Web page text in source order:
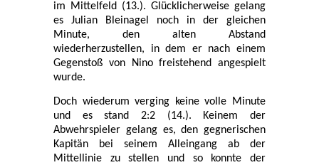
im Mittelfeld (13.). Glücklicherweise gelang
es Julian Bleinagel noch in der gleichen
Minute, den alten Abstand
wiederherzustellen, in dem er nach einem
Gegenstoß von Nino freistehend angespielt
wurde.
Doch wiederum verging keine volle Minute
und es stand 2:2 (14.). Keinem der
Abwehrspieler gelang es, den gegnerischen
Kapitän bei seinem Alleingang ab der
Mittellinie zu stellen und so konnte der